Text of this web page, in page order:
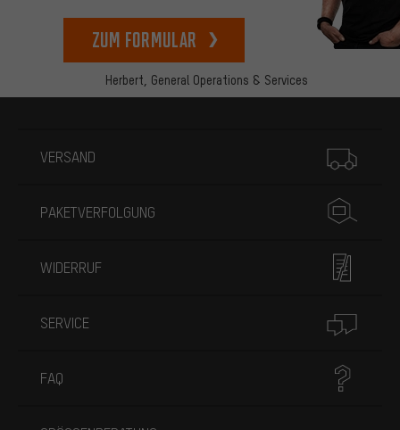
Herbert, General Operations & Services
zum Formular
VERSAND
PAKETVERFOLGUNG
WIDERRUF
SERVICE
FAQ